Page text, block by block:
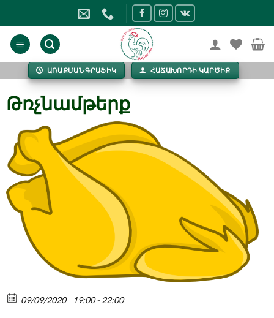
content
ԱՌԱՔՄԱՆ ԳՐԱՖԻԿ ՀԱՃԱԽՈՐԴԻ ԿԱՐԾԻՔ
Թռչնամթերք
09/09/2020 19:00 - 22:00